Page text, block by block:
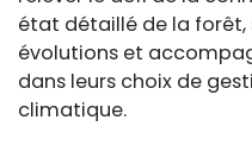
état détaillé de la forêt,
évolutions et
dans leurs choix de
climatique.